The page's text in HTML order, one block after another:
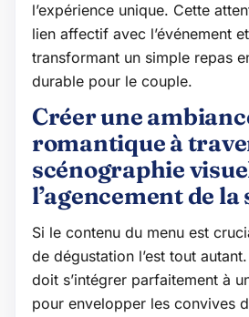
l’expérience unique. Cette
lien affectif avec l’événement
transformant un simple repas
durable pour le couple.
Créer une
romantique à
scénographie
l’agencement de la
Si le contenu du menu est
de dégustation l’est tout
doit s’intégrer parfaitement à
pour envelopper les convives